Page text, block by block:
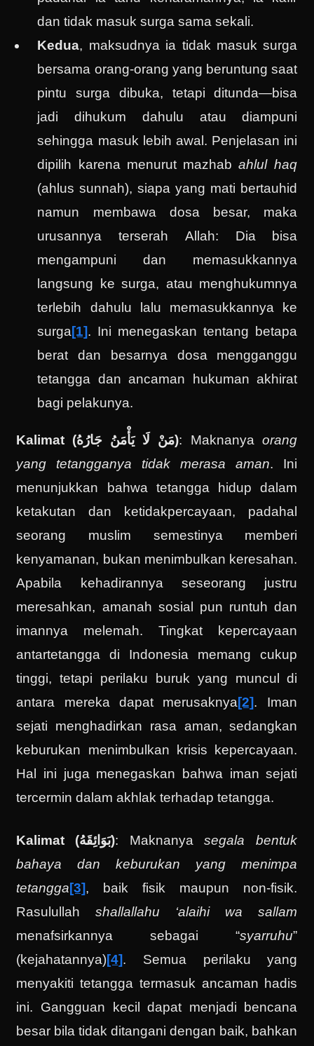
dan tidak masuk surga sama sekali.
Kedua, maksudnya ia tidak masuk surga
bersama orang-orang yang beruntung saat
pintu surga dibuka, tetapi ditunda—bisa
jadi dihukum dahulu atau diampuni
sehingga masuk lebih awal. Penjelasan ini
dipilih karena menurut mazhabahlul haq
(ahlus sunnah), siapa yang mati bertauhid
namun membawa dosa besar, maka
urusannya terserah Allah: Dia bisa
mengampuni dan memasukkannya
langsung ke surga, atau menghukumnya
terlebih dahulu lalu memasukkannya ke
surga[1]. Ini menegaskan tentang betapa
berat dan besarnya dosa mengganggu
tetangga dan ancaman hukuman akhirat
bagi pelakunya.
Kalimat (مَنْ لَا يَأْمَنُ جَارُهُ): Maknanyaorang
yang tetangganya tidak merasa aman. Ini
menunjukkan bahwa tetangga hidup dalam
ketakutan dan ketidakpercayaan, padahal
seorang muslim semestinya memberi
kenyamanan, bukan menimbulkan keresahan.
Apabila kehadirannya seseorang justru
meresahkan, amanah sosial pun runtuh dan
imannya melemah. Tingkat kepercayaan
antartetangga di Indonesia memang cukup
tinggi, tetapi perilaku buruk yang muncul di
antara mereka dapat merusaknya[2]. Iman
sejati menghadirkan rasa aman, sedangkan
keburukan menimbulkan krisis kepercayaan.
Hal ini juga menegaskan bahwa iman sejati
tercermin dalam akhlak terhadap tetangga.
Kalimat (بَوَائِقَهُ): Maknanyasegala bentuk
bahaya dan keburukan yang menimpa
tetangga[3], baik fisik maupun non-fisik.
Rasulullahshallallahu ‘alaihi wa sallam
menafsirkannya sebagai “syarruhu”
(kejahatannya)[4]. Semua perilaku yang
menyakiti tetangga termasuk ancaman hadis
ini. Gangguan kecil dapat menjadi bencana
besar bila tidak ditangani dengan baik, bahkan